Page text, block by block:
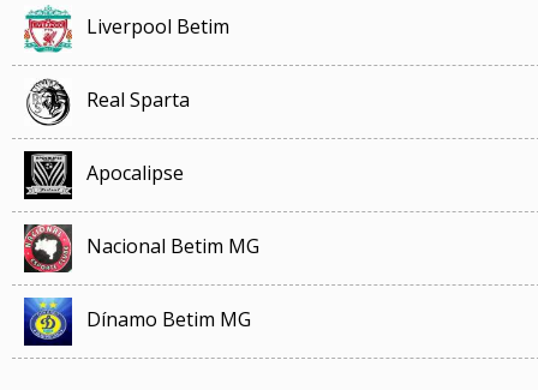
Liverpool Betim
Real Sparta
Apocalipse
Nacional Betim MG
Dínamo Betim MG